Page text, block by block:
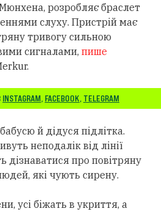
розробляє браслет
слуху. Пристрій має
тривогу сильною
сигналами, пише
INSTAGRAM, FACEBOOK, TELEGRAM
й дідуся підлітка.
неподалік від лінії
дізнаватися про повітряну
які чують сирену.
усі біжать в укриття, а